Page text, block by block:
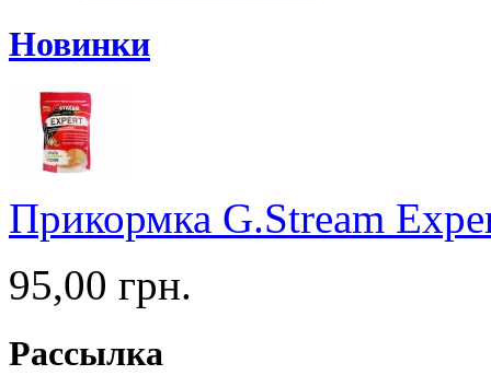
Новинки
Прикормка G.Stream
95,00 грн.
Рассылка